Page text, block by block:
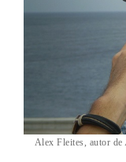
Alex Fleites, autor de